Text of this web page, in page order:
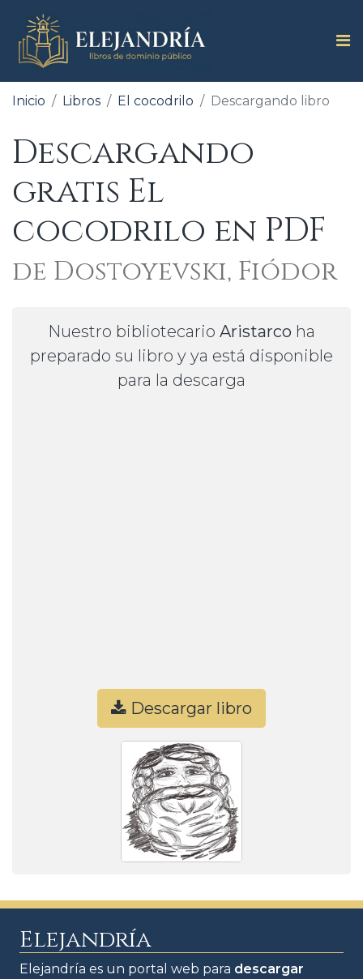
Inicio Libros El cocodrilo Descargando libro
Descargando
gratis El
cocodrilo en PDF
de Dostoyevski, Fiódor
Nuestro bibliotecario Aristarco ha
preparado su libro y ya está disponible
para la descarga
Descargar libro
Elejandría
Elejandría es un portal web para descargar